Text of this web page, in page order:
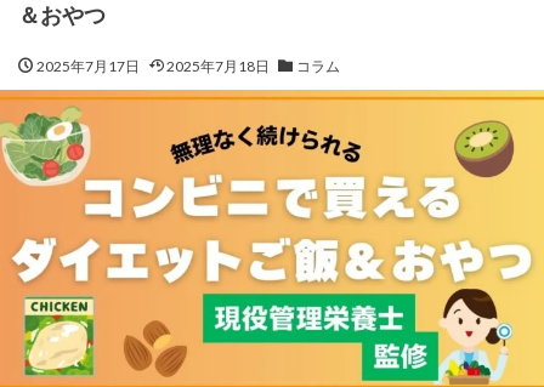
＆おやつ
2025年7月17日 2025年7月18日 コラム